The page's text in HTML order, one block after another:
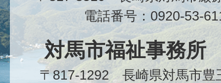
電話番号：0920-53-
対馬市福祉事務所
〒817-1292 長崎県対馬市